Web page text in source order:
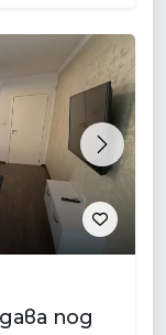
Next
под